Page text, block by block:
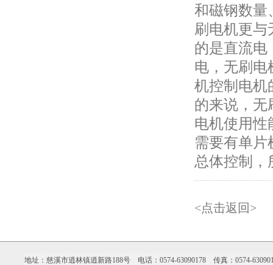
和磁钢数量
刷电机更与
的是直流电
电，无刷电
机控制电机
的来说，无
电机使用性
需要有单片
总体控制，
<点击返回>
地址：慈溪市逍林镇逍新路188号 电话：0574-63090178 传真：0574-